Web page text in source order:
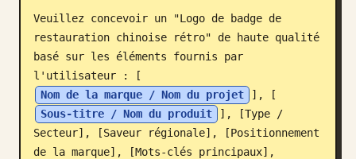
Blog
Mises à jour
Veuillez concevoir un "Logo de badge de
restauration chinoise rétro" de haute qualité
basé sur les éléments fournis par
l'utilisateur : [
Nom de la marque / Nom du projet
], [
Sous-titre / Nom du produit
], [Type /
Secteur], [Saveur régionale], [Positionnement
de la marque], [Mots-clés principaux],